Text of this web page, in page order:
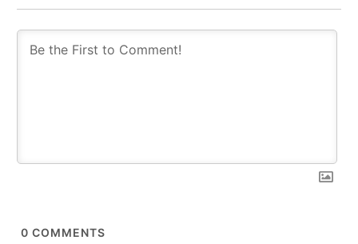
0 COMMENTS